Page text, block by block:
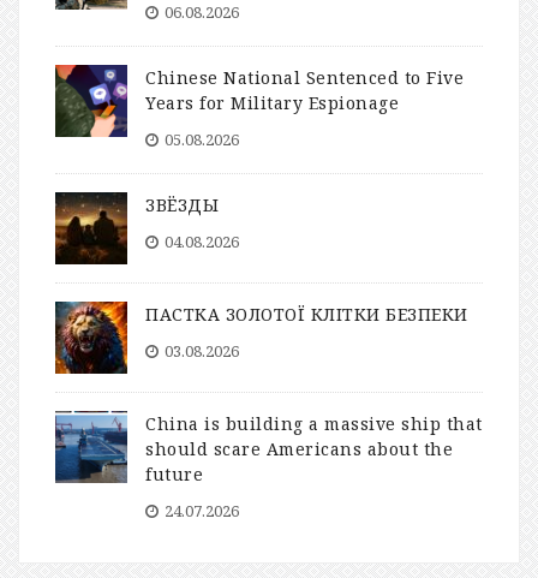
06.08.2026
Chinese National Sentenced to Five
Years for Military Espionage
05.08.2026
ЗВЁЗДЫ
04.08.2026
ПАСТКА ЗОЛОТОЇ КЛІТКИ БЕЗПЕКИ
03.08.2026
China is building a massive ship that
should scare Americans about the
future
24.07.2026